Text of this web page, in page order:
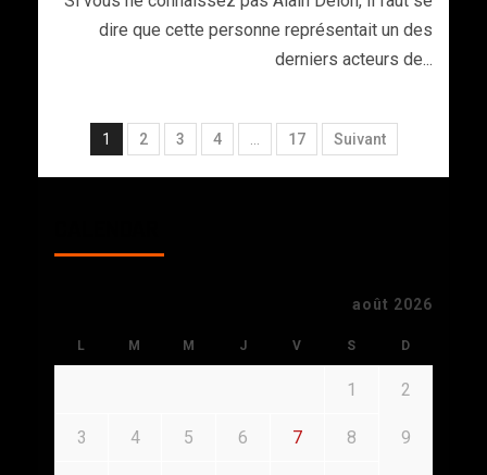
dire que cette personne représentait un des
derniers acteurs de...
1 2 3 4 … 17 Suivant
août 2026
L M M J V S D
1 2
3 4 5 6 7 8 9